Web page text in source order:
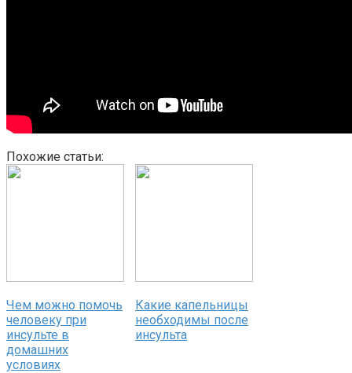
Похожие статьи:
Чем можно помочь
человеку при
инсульте в
домашних
условиях
Какие капельницы
необходимы после
инсульта